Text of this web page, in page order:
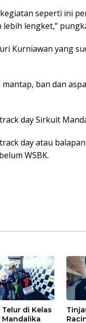
seperti ini
lengket,”
Kurniawan yang
ban dan
day Sirkuit
day atau
WSBK.
Telur di Kelas